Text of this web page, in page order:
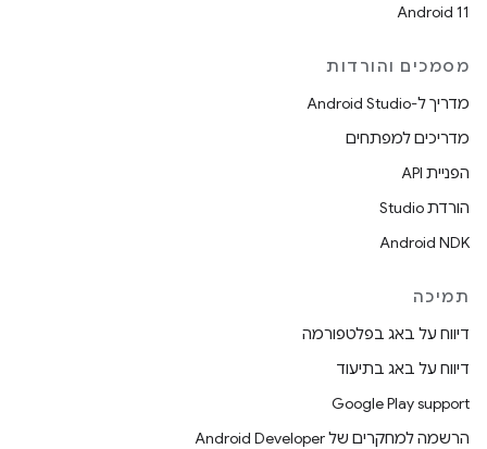
Android 11
מסמכים והורדות
מדריך ל-Android Studio
מדריכים למפתחים
הפניית API
הורדת Studio
Android NDK
תמיכה
דיווח על באג בפלטפורמה
דיווח על באג בתיעוד
Google Play support
הרשמה למחקרים של Android Developer